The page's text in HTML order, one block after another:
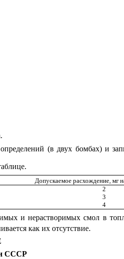
определений (в двух бомбах) и
Допускаемое расхождение, мг
2
3
4
и нерастворимых смол в
как их отсутствие.
СССР